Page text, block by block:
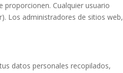
Cualquier usuario
Los administradores de sitios web,
datos personales recopilados,